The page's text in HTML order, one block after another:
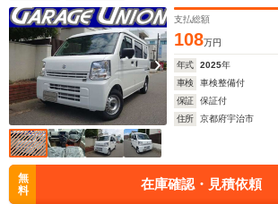
支払総額
108万円
年式 2025年
車検
車検整備付
保証
保証付
住所
京都府宇治市
無
料
在庫確認・見積依頼